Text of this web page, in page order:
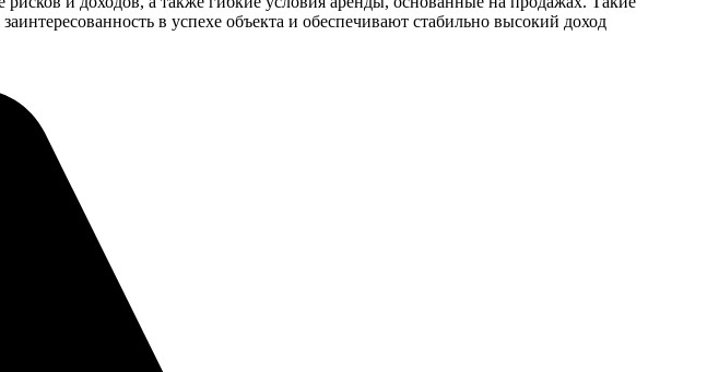
в успехе объекта и обеспечивают стабильно высокий доход